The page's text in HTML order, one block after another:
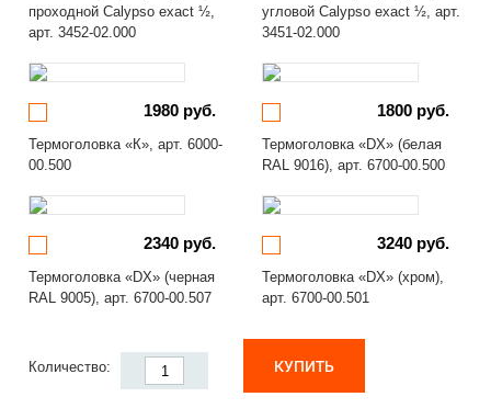
проходной Calypso exact ½,
арт. 3452-02.000
угловой Calypso exact ½, арт.
3451-02.000
1980 руб.
Термоголовка «К», арт. 6000-
00.500
1800 руб.
Термоголовка «DX» (белая
RAL 9016), арт. 6700-00.500
2340 руб.
Термоголовка «DX» (черная
RAL 9005), арт. 6700-00.507
3240 руб.
Термоголовка «DX» (хром),
арт. 6700-00.501
Количество: КУПИТЬ